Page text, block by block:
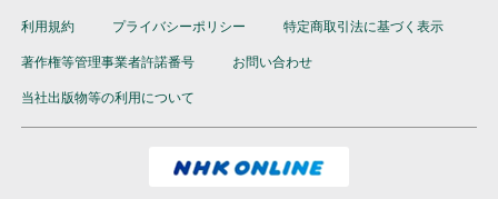
利用規約 プライバシーポリシー 特定商取引法に基づく表示
著作権等管理事業者許諾番号 お問い合わせ
当社出版物等の利用について